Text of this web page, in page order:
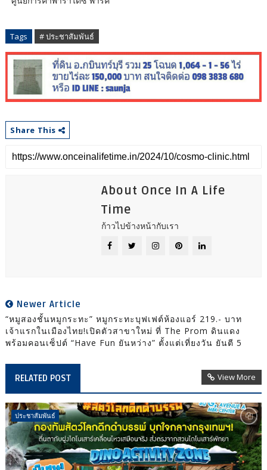
Tags # ประชาสัมพันธ์
Share This
About Once In A Life
Time
ก้าวไปข้างหน้ากับเรา
Newer Article
“หมูสองชั้นหมูกระทะ” หมูกระทะบุฟเฟต์ห้องแอร์ 219.- บาท
เจ้าแรกในเมืองไทย!เปิดตัวสาขาใหม่ ที่ The Prom ดินแดง
พร้อมคอนเซ็ปต์ “Have Fun ยันหว่าง” ตั้งแต่เที่ยงวัน ยันตี 5
RELATED POST View More
ประชาสัมพันธ์